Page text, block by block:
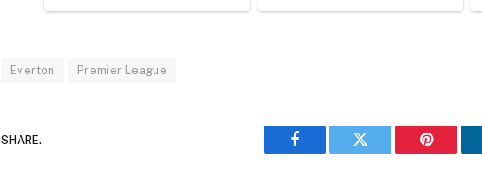
Everton Premier League
SHARE.
Facebook Twitter Pinterest